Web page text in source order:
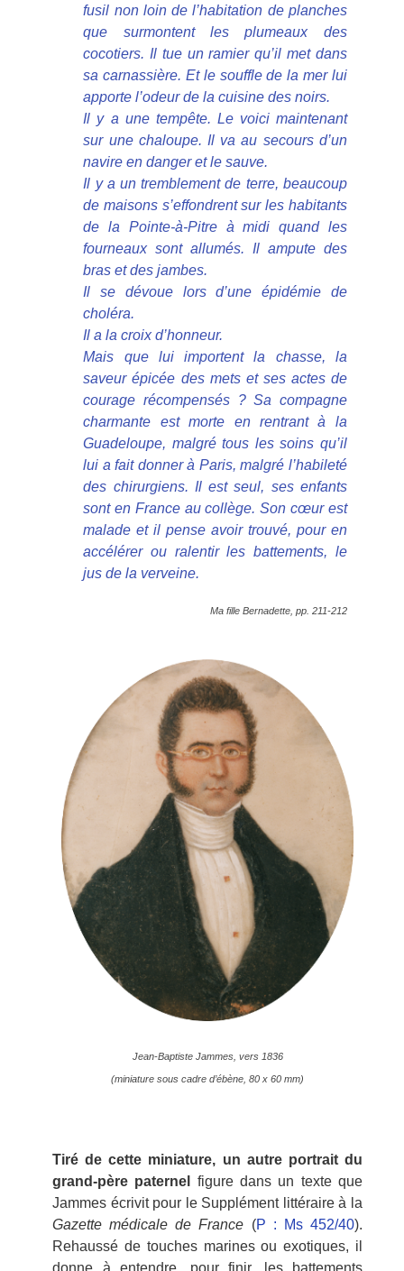
fusil non loin de l’habitation de planches
que surmontent les plumeaux des
cocotiers. Il tue un ramier qu’il met dans
sa carnassière. Et le souffle de la mer lui
apporte l’odeur de la cuisine des noirs.
Il y a une tempête. Le voici maintenant
sur une chaloupe. Il va au secours d’un
navire en danger et le sauve.
Il y a un tremblement de terre, beaucoup
de maisons s’effondrent sur les habitants
de la Pointe-à-Pitre à midi quand les
fourneaux sont allumés. Il ampute des
bras et des jambes.
Il se dévoue lors d’une épidémie de
choléra.
Il a la croix d’honneur.
Mais que lui importent la chasse, la
saveur épicée des mets et ses actes de
courage récompensés ? Sa compagne
charmante est morte en rentrant à la
Guadeloupe, malgré tous les soins qu’il
lui a fait donner à Paris, malgré l’habileté
des chirurgiens. Il est seul, ses enfants
sont en France au collège. Son cœur est
malade et il pense avoir trouvé, pour en
accélérer ou ralentir les battements, le
jus de la verveine.
Ma fille Bernadette, pp. 211-212
Jean-Baptiste Jammes, vers 1836
(miniature sous cadre d’ébène, 80 x 60 mm)
Tiré de cette miniature, un autre portrait du
grand-père paternel
figure dans un texte que
Jammes écrivit pour le Supplément littéraire à la
Gazette médicale de France (P : Ms 452/40).
Rehaussé de touches marines ou exotiques, il
donne à entendre, pour finir, les battements